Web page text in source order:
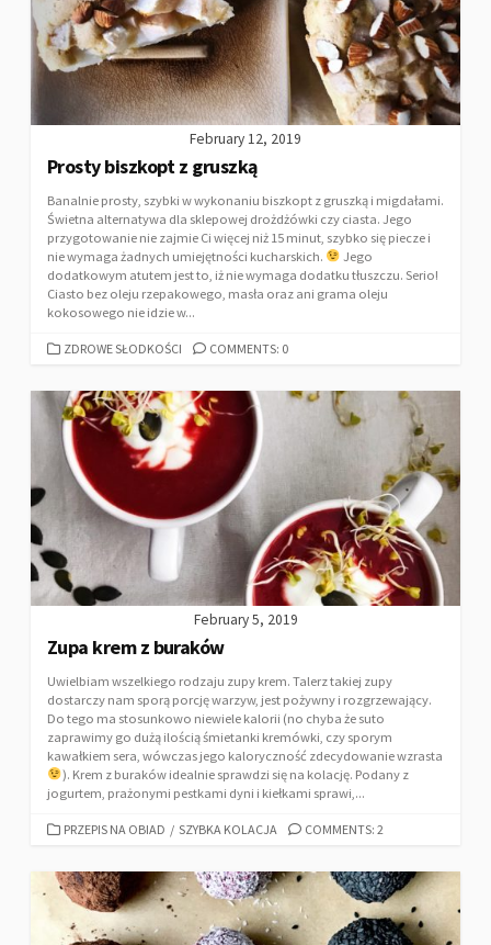
February 12, 2019
Prosty biszkopt z gruszką
Banalnie prosty, szybki w wykonaniu biszkopt z gruszką i migdałami.
Świetna alternatywa dla sklepowej drożdżówki czy ciasta. Jego
przygotowanie nie zajmie Ci więcej niż 15 minut, szybko się piecze i
nie wymaga żadnych umiejętności kucharskich.
Jego
dodatkowym atutem jest to, iż nie wymaga dodatku tłuszczu. Serio!
Ciasto bez oleju rzepakowego, masła oraz ani grama oleju
kokosowego nie idzie w...
ZDROWE SŁODKOŚCI COMMENTS: 0
February 5, 2019
Zupa krem z buraków
Uwielbiam wszelkiego rodzaju zupy krem. Talerz takiej zupy
dostarczy nam sporą porcję warzyw, jest pożywny i rozgrzewający.
Do tego ma stosunkowo niewiele kalorii (no chyba że suto
zaprawimy go dużą ilością śmietanki kremówki, czy sporym
kawałkiem sera, wówczas jego kaloryczność zdecydowanie wzrasta
). Krem z buraków idealnie sprawdzi się na kolację. Podany z
jogurtem, prażonymi pestkami dyni i kiełkami sprawi,...
PRZEPIS NA OBIAD / SZYBKA KOLACJA COMMENTS: 2